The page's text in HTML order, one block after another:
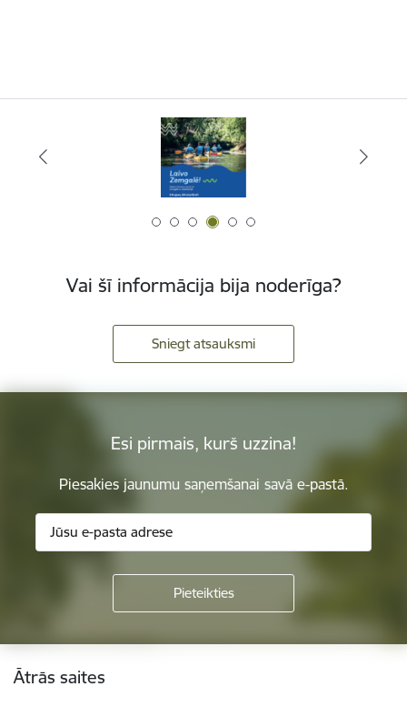
Vai šī informācija bija noderīga?
Sniegt atsauksmi
Esi pirmais, kurš uzzina!
Piesakies jaunumu saņemšanai savā e-pastā.
Kājene
Ātrās saites